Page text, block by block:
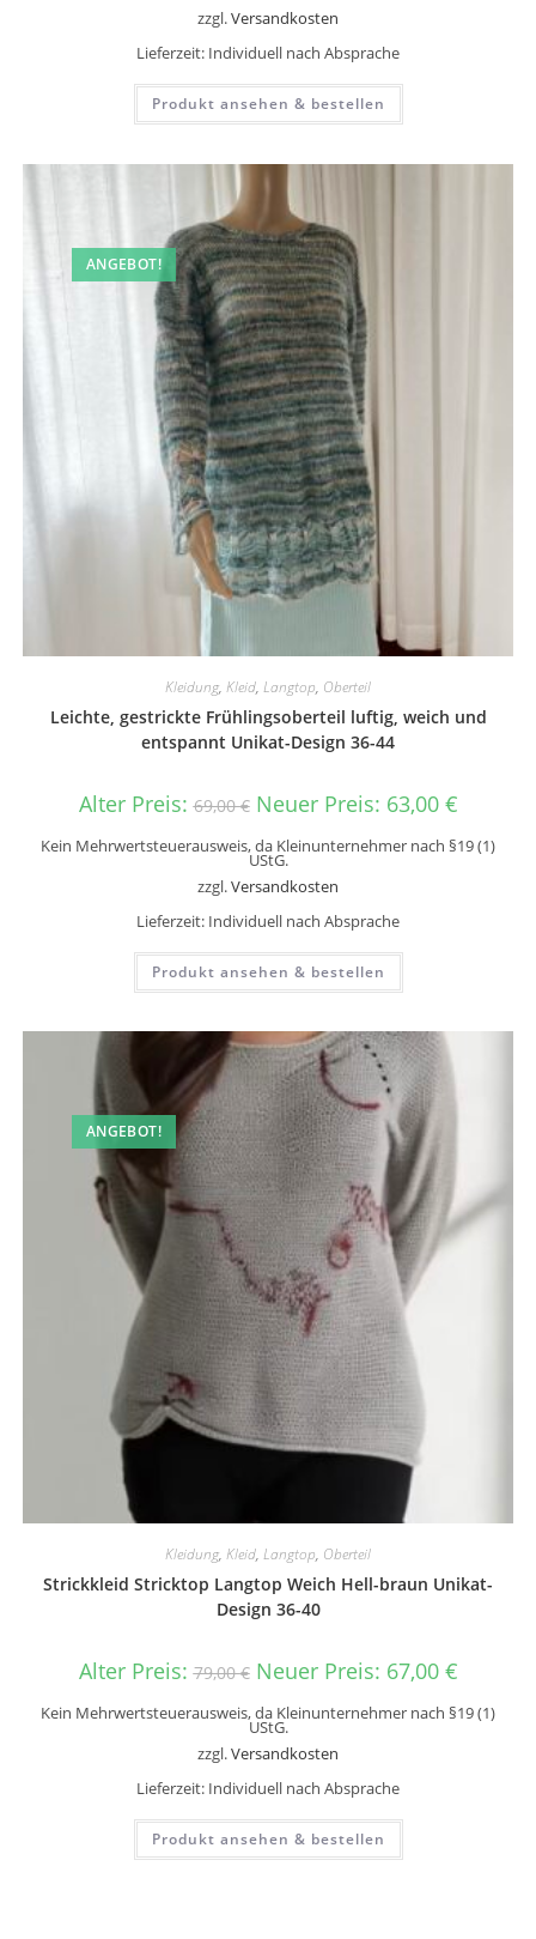
zzgl.Versandkosten
Lieferzeit: Individuell nach Absprache
Produkt ansehen & bestellen
ANGEBOT!
Kleidung, Kleid, Langtop, Oberteil
Leichte, gestrickte Frühlingsoberteil luftig, weich und
entspannt Unikat-Design 36-44
Alter Preis: 69,00€ Neuer Preis: 63,00 €
Kein Mehrwertsteuerausweis, da Kleinunternehmer nach §19 (1)
UStG.
zzgl.Versandkosten
Lieferzeit: Individuell nach Absprache
Produkt ansehen & bestellen
ANGEBOT!
Kleidung, Kleid, Langtop, Oberteil
Strickkleid Stricktop Langtop Weich Hell-braun Unikat-
Design 36-40
Alter Preis: 79,00€ Neuer Preis: 67,00 €
Kein Mehrwertsteuerausweis, da Kleinunternehmer nach §19 (1)
UStG.
zzgl.Versandkosten
Lieferzeit: Individuell nach Absprache
Produkt ansehen & bestellen